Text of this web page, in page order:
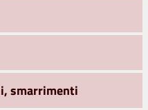
smarrimenti